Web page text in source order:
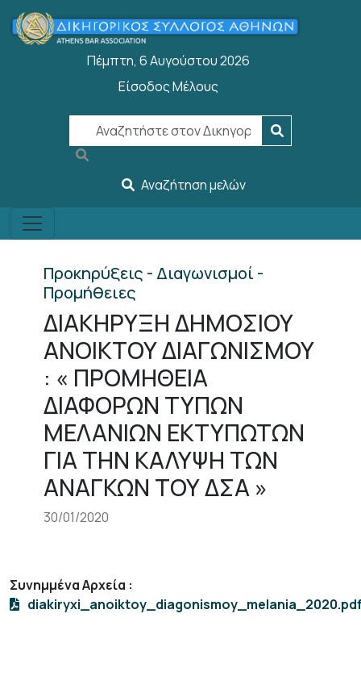
Παράκαμψη προς το κυρίως περιεχόμενο
Πέμπτη, 6 Αυγούστου 2026
User account menu
Είσοδος Μέλους
Αναζήτηση μελών
Προκηρύξεις - Διαγωνισμοί -
Προμήθειες
ΔΙΑΚΗΡΥΞΗ ΔΗΜΟΣΙΟΥ
ΑΝΟΙΚΤΟΥ ΔΙΑΓΩΝΙΣΜΟΥ
: « ΠΡΟΜΗΘΕΙΑ
ΔΙΑΦΟΡΩΝ ΤΥΠΩΝ
ΜΕΛΑΝΙΩΝ ΕΚΤΥΠΩΤΩΝ
ΓΙΑ ΤΗΝ ΚΑΛΥΨΗ ΤΩΝ
ΑΝΑΓΚΩΝ ΤΟΥ ΔΣΑ »
30/01/2020
Συνημμένα Αρχεία :